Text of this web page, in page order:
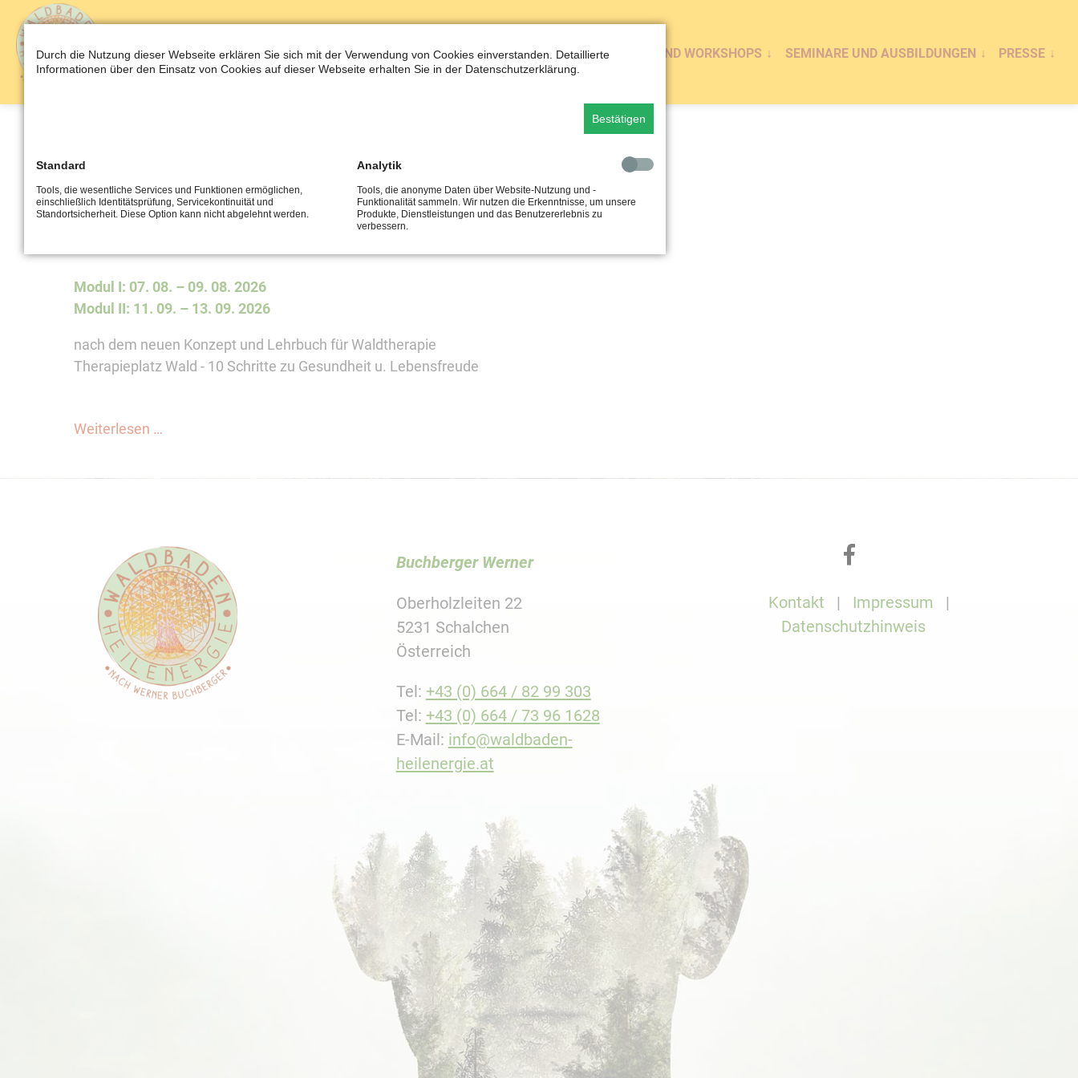
AKTUELLES ENERGETISCHE REINIGUNG BÜCHER VORTRÄGE UND WORKSHOPS SEMINARE UND AUSBILDUNGEN PRESSE
Ausbildung zum Waldtherapeuten
Modul I: 07. 08. – 09. 08. 2026
Modul II: 11. 09. – 13. 09. 2026
nach dem neuen Konzept und Lehrbuch für Waldtherapie
Therapieplatz Wald - 10 Schritte zu Gesundheit u. Lebensfreude
Weiterlesen …
Buchberger Werner
Oberholzleiten 22
5231 Schalchen
Österreich
Tel: +43 (0) 664 / 82 99 303
Tel: +43 (0) 664 / 73 96 1628
E-Mail: info@waldbaden-
heilenergie.at
Kontakt
Impressum
Datenschutzhinweis
Durch die Nutzung dieser Webseite erklären Sie sich mit der Verwendung von Cookies einverstanden. Detaillierte
Informationen über den Einsatz von Cookies auf dieser Webseite erhalten Sie in der Datenschutzerklärung.
Bestätigen
Standard
Tools, die wesentliche Services und Funktionen ermöglichen,
einschließlich Identitätsprüfung, Servicekontinuität und
Standortsicherheit. Diese Option kann nicht abgelehnt werden.
Analytik
Tools, die anonyme Daten über Website-Nutzung und -
Funktionalität sammeln. Wir nutzen die Erkenntnisse, um unsere
Produkte, Dienstleistungen und das Benutzererlebnis zu
verbessern.